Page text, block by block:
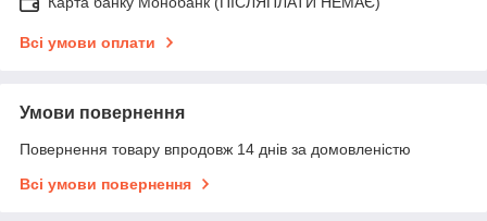
Всі умови оплати
Умови повернення
Повернення товару впродовж 14 днів за домовленістю
Всі умови повернення